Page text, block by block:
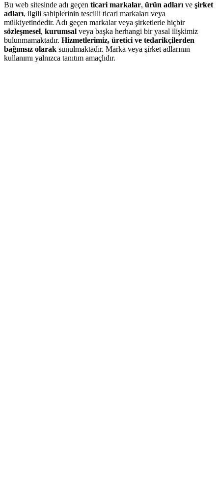
Bu web sitesinde adı geçen ticari markalar, ürün adları ve şirket
adları, ilgili sahiplerinin tescilli ticari markaları veya
mülkiyetindedir. Adı geçen markalar veya şirketlerle hiçbir
sözleşmesel, kurumsal veya başka herhangi bir yasal ilişkimiz
bulunmamaktadır. Hizmetlerimiz, üretici ve tedarikçilerden
bağımsız olarak sunulmaktadır. Marka veya şirket adlarının
kullanımı yalnızca tanıtım amaçlıdır.